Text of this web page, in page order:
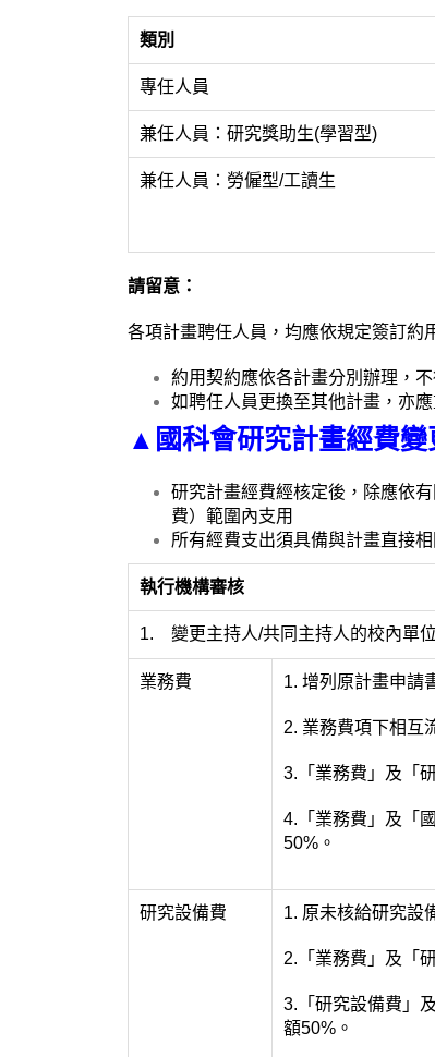
類別
專任人員
兼任人員：研究獎助生(學習型)
兼任人員：勞僱型/工讀生
請留意：
各項計畫聘任人員，均應依規定簽訂約
約用契約應依各計畫分別辦理，
如聘任人員更換至其他計畫，亦
▲國科會研究計畫經費變
研究計畫經費經核定後，除應依
費）範圍內支用
所有經費支出須具備與計畫直接
執行機構審核
1. 變更主持人/共同主持人的校內單位
業務費 1. 增列原計畫申請
2. 業務費項下相互
3.「業務費」及「
4.「業務費」及「
50%。
研究設備費 1. 原未核給研究設
2.「業務費」及「
3.「研究設備費」
額50%。